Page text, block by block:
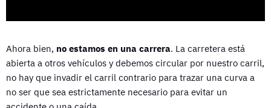
Ahora bien, no estamos en una carrera. La carretera está
abierta a otros vehículos y debemos circular por nuestro carril,
no hay que invadir el carril contrario para trazar una curva a
no ser que sea estrictamente necesario para evitar un